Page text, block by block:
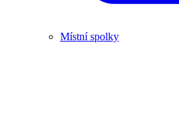
Místní spolky